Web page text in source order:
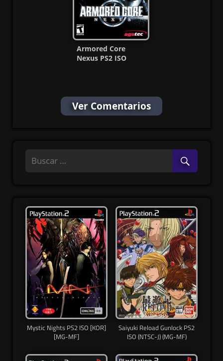
Armored Core
Nexus PS2 ISO
Ver Comentarios
Mystic Nights PS2 ISO [KOR]
[MG-MF]
Saiyuki Reload Gunlock PS2
ISO (NTSC-J) (MG-MF)